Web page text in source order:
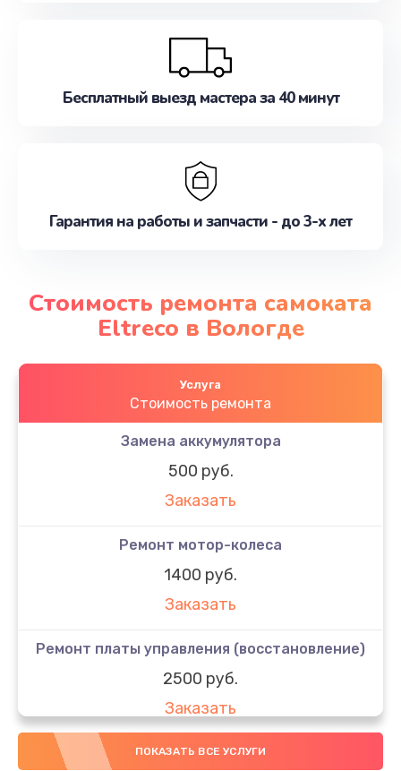
Бесплатный выезд мастера за 40 минут
Гарантия на работы и запчасти - до 3-х лет
Стоимость ремонта самоката
Eltreco в Вологде
Услуга
Стоимость ремонта
Замена аккумулятора
500 руб.
Заказать
Ремонт мотор-колеса
1400 руб.
Заказать
Ремонт платы управления (восстановление)
2500 руб.
Заказать
Восстановление разъемов питания
ПОКАЗАТЬ ВСЕ УСЛУГИ